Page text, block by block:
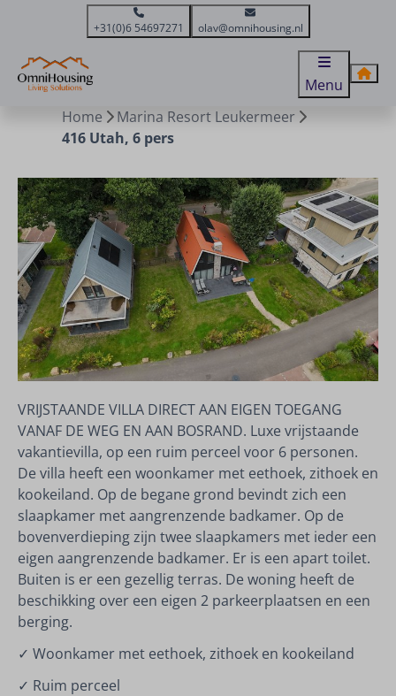
+31(0)6 54697271 olav@omnihousing.nl
Menu
Home
Marina Resort Leukermeer
416 Utah, 6 pers
VRIJSTAANDE VILLA DIRECT AAN EIGEN TOEGANG
VANAF DE WEG EN AAN BOSRAND. Luxe vrijstaande
vakantievilla, op een ruim perceel voor 6 personen.
De villa heeft een woonkamer met eethoek, zithoek en
kookeiland. Op de begane grond bevindt zich een
slaapkamer met aangrenzende badkamer. Op de
bovenverdieping zijn twee slaapkamers met ieder een
eigen aangrenzende badkamer. Er is een apart toilet.
Buiten is er een gezellig terras. De woning heeft de
beschikking over een eigen 2 parkeerplaatsen en een
berging.
✓ Woonkamer met eethoek, zithoek en kookeiland
✓ Ruim perceel